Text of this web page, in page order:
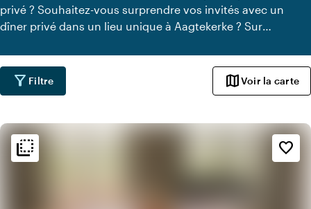
privé ? Souhaitez-vous surprendre vos invités avec un
dîner privé dans un lieu unique à Aagtekerke ? Sur
tous les lieux à Aagtekerke où vous pouvez dîner en toute
tranquillité. Découvrez tous les lieux de restauration privée
pour un délicieux dîner privé.
filter_alt Filtre mapVoir la carte
flip_to_back favorite_border
flip_to_back Ambiance
info
Classique